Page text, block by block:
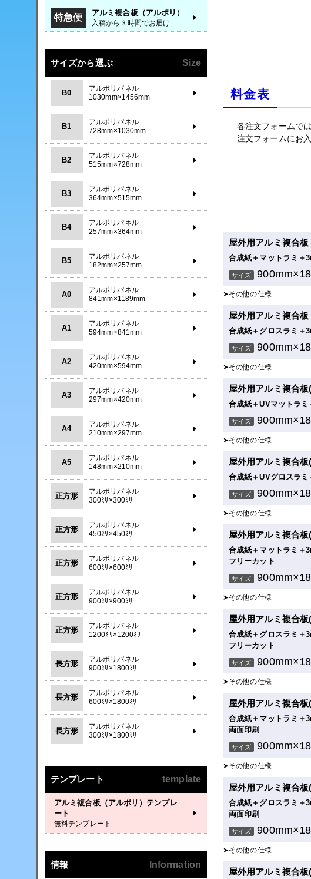
料金表
各注文フォームで
注文フォームにお
屋外用アルミ複合板
合成紙＋マットラミ＋
サイズ
➤その他の仕様
屋外用アルミ複合板
合成紙＋グロスラミ＋
サイズ
➤その他の仕様
屋外用アルミ複合
合成紙＋UVマットラ
サイズ
➤その他の仕様
屋外用アルミ複合
合成紙＋UVグロスラ
サイズ
➤その他の仕様
屋外用アルミ複合
合成紙＋マットラミ＋
フリーカット
サイズ
➤その他の仕様
屋外用アルミ複合
合成紙＋グロスラミ＋
フリーカット
サイズ
➤その他の仕様
屋外用アルミ複合
合成紙＋マットラミ＋
両面印刷
サイズ
➤その他の仕様
屋外用アルミ複合
合成紙＋グロスラミ＋
両面印刷
サイズ
➤その他の仕様
屋外用アルミ複合
特急便 アルミ複合板（アルポリ）
入稿から３時間でお届け
サイズから選ぶ Size
B0
アルポリパネル
1030mm×1456mm
B1
アルポリパネル
728mm×1030mm
B2
アルポリパネル
515mm×728mm
B3
アルポリパネル
364mm×515mm
B4
アルポリパネル
257mm×364mm
B5
アルポリパネル
182mm×257mm
A0
アルポリパネル
841mm×1189mm
A1
アルポリパネル
594mm×841mm
A2
アルポリパネル
420mm×594mm
A3
アルポリパネル
297mm×420mm
A4
アルポリパネル
210mm×297mm
A5
アルポリパネル
148mm×210mm
正方形
アルポリパネル
300ﾐﾘ×300ﾐﾘ
正方形
アルポリパネル
450ﾐﾘ×450ﾐﾘ
正方形
アルポリパネル
600ﾐﾘ×600ﾐﾘ
正方形
アルポリパネル
900ﾐﾘ×900ﾐﾘ
正方形
アルポリパネル
1200ﾐﾘ×1200ﾐﾘ
長方形
アルポリパネル
900ﾐﾘ×1800ﾐﾘ
長方形
アルポリパネル
600ﾐﾘ×1800ﾐﾘ
長方形
アルポリパネル
300ﾐﾘ×1800ﾐﾘ
テンプレート template
アルミ複合板（アルポリ）テンプレ
ート
無料テンプレート
情報 Information